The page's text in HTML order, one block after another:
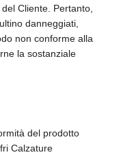
Cliente. Pertanto,
danneggiati,
non conforme alla
la sostanziale
del prodotto
Calzature